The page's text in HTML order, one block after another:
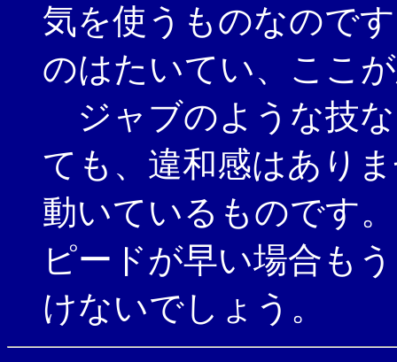
気を使うものなので
のはたいてい、ここ
ジャブのような技
ても、違和感はあり
動いているものです
ピードが早い場合も
けないでしょう。